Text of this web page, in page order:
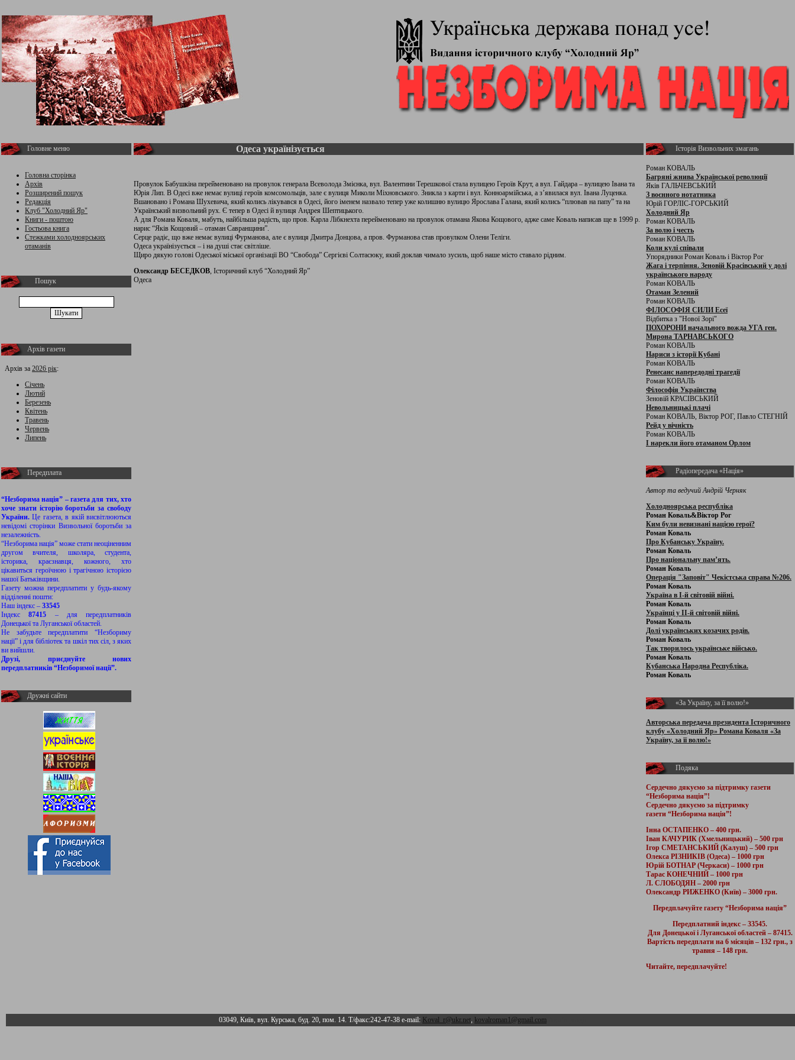
Головне меню
Головна сторінка
Архів
Розширений пошук
Редакція
Клуб "Холодний Яр"
Книги - поштою
Гостьова книга
Стежками холодноярських
отаманів
Пошук
Архів газети
Архів за 2026 рік:
Січень
Лютий
Березень
Квітень
Травень
Червень
Липень
Передплата
“Незборима нація” – газета для тих, хто
хоче знати історію боротьби за свободу
України.Це газета, в якій висвітлюються
невідомі сторінки Визвольної боротьби за
незалежність.
“Незборима нація” може стати неоціненним
другом вчителя, школяра, студента,
історика, краєзнавця, кожного, хто
цікавиться героїчною і трагічною історією
нашої Батьківщини.
Газету можна передплатити у будь-якому
відділенні пошти:
Наш індекс – 33545
Індекс87415 – для передплатників
Донецької та Луганської областей.
Не забудьте передплатити “Незбориму
нації” і для бібліотек та шкіл тих сіл, з яких
ви вийшли.
Друзі, приєднуйте нових
передплатників “Незборимої нації”.
Дружні сайти
Одеса українізується
Провулок Бабушкіна перейменовано на провулок генерала Всеволода Змієнка, вул. Валентини Терешкової стала вулицею Героїв Крут, а вул. Гайдара – вулицею Івана та
Юрія Лип. В Одесі вже немає вулиці героїв комсомольців, зале є вулиця Миколи Міхновського. Зникла з карти і вул. Конноармійська, а з’явилася вул. Івана Луценка.
Вшановано і Романа Шухевича, який колись лікувався в Одесі, його іменем назвало тепер уже колишню вулицю Ярослава Галана, який колись “плював на папу” та на
Український визвольний рух. Є тепер в Одесі й вулиця Андрея Шептицького.
А для Романа Коваля, мабуть, найбільша радість, що пров. Карла Лібкнехта перейменовано на провулок отамана Якова Кощового, адже саме Коваль написав ще в 1999 р.
нарис “Яків Кощовий – отаман Савранщини”.
Серце радіє, що вже немає вулиці Фурманова, але є вулиця Дмитра Донцова, а пров. Фурманова став провулком Олени Теліги.
Одеса українізується – і на душі стає світліше.
Щиро дякую голові Одеської міської організації ВО “Свобода” Сергієві Солтасюку, який доклав чимало зусиль, щоб наше місто ставало рідним.
Олександр БЕСЕДКОВ, Історичний клуб “Холодний Яр”
Одеса
Історія Визвольних змагань
Роман КОВАЛЬ
Багряні жнива Української революції
Яків ГАЛЬЧЕВСЬКИЙ
З воєнного нотатника
Юрій ГОРЛІС-ГОРСЬКИЙ
Холодний Яр
Роман КОВАЛЬ
За волю і честь
Роман КОВАЛЬ
Коли кулі співали
Упорядники Роман Коваль і Віктор Рог
Жага і терпіння. Зеновій Красівський у долі
українського народу
Роман КОВАЛЬ
Отаман Зелений
Роман КОВАЛЬ
ФІЛОСОФІЯ СИЛИ Есеї
Відбитка з "Нової Зорі"
ПОХОРОНИ начального вожда УГА ген.
Мирона ТАРНАВСЬКОГО
Роман КОВАЛЬ
Нариси з історії Кубані
Роман КОВАЛЬ
Ренесанс напередодні трагедії
Роман КОВАЛЬ
Філософія Українства
Зеновій КРАСІВСЬКИЙ
Невольницькі плачі
Роман КОВАЛЬ, Віктор РОГ, Павло СТЕГНІЙ
Рейд у вічність
Роман КОВАЛЬ
І нарекли його отаманом Орлом
Радіопередача «Нація»
Автор та ведучий Андрій Черняк
Холодноярська республіка
Роман Коваль&Віктор Рог
Ким були невизнані нацією герої?
Роман Коваль
Про Кубанську Україну.
Роман Коваль
Про національну пам’ять.
Роман Коваль
Операція "Заповіт" Чекістська справа №206.
Роман Коваль
Україна в І-й світовій війні.
Роман Коваль
Українці у ІІ-й світовій війні.
Роман Коваль
Долі українських козачих родів.
Роман Коваль
Так творилось українське військо.
Роман Коваль
Кубанська Народна Республіка.
Роман Коваль
«За Україну, за її волю!»
Авторська передача президента Історичного
клубу «Холодний Яр» Романа Коваля «За
Україну, за її волю!»
Подяка
Сердечно дякуємо за підтримку газети
“Незборима нація”!
Сердечно дякуємо за підтримку
газети “Незборима нація”!
Інна ОСТАПЕНКО – 400 грн.
Іван КАЧУРИК (Хмельницький) – 500 грн
Ігор СМЕТАНСЬКИЙ (Калуш) – 500 грн
Олекса РІЗНИКІВ (Одеса) – 1000 грн
Юрій БОТНАР (Черкаси) – 1000 грн
Тарас КОНЕЧНИЙ – 1000 грн
Л. СЛОБОДЯН – 2000 грн
Олександр РИЖЕНКО (Київ) – 3000 грн.
Передплачуйте газету “Незборима нація”
Передплатний індекс – 33545.
Для Донецької і Луганської областей – 87415.
Вартість передплати на 6 місяців – 132 грн., з
травня – 148 грн.
Читайте, передплачуйте!
03049, Київ, вул. Курська, буд. 20, пом. 14. Т/факс:242-47-38 e-mail: Koval_r@ukr.net, kovalroman1@gmail.com